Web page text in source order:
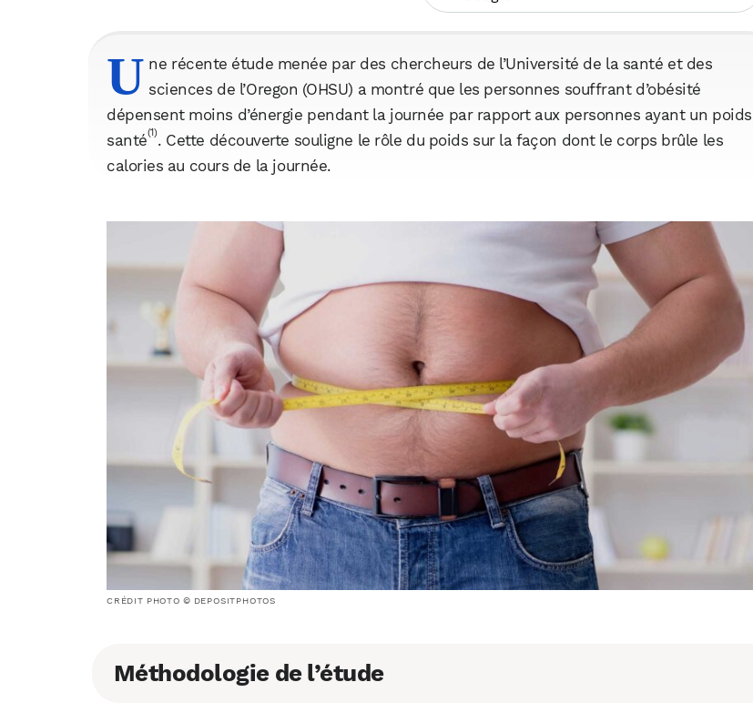
U ne récente étude menée par des chercheurs de l’Université de la santé et des
sciences de l’Oregon (OHSU) a montré que les personnes souffrant d’obésité
dépensent moins d’énergie pendant la journée par rapport aux personnes ayant un poids
santé(1). Cette découverte souligne le rôle du poids sur la façon dont le corps brûle les
calories au cours de la journée.
CRÉDIT PHOTO © DEPOSITPHOTOS
Méthodologie de l’étude